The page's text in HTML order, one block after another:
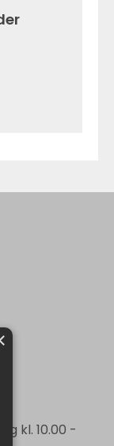
kl. 10.00 -